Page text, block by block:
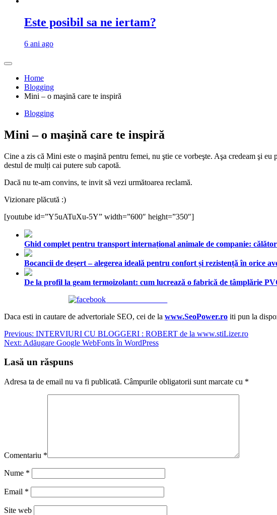
Este posibil sa ne iertam?
6 ani ago
Home
Blogging
Mini – o maşină care te inspiră
Blogging
Mini – o maşină care te inspiră
Cine a zis că Mini este o maşină pentru femei, nu ştie ce vorbeşte. Aşa credeam şi
destul de mulți cai putere sub capotă.
Dacă nu te-am convins, te invit să vezi următoarea reclamă.
Vizionare plăcută :)
[youtube id=”Y5uATuXu-5Y” width=”600″ height=”350″]
Ghid complet pentru transport internațional animale de companie:
Bocancii de deșert – alegerea ideală pentru confort și rezistență în orice
De la profil la geam termoizolant: cum lucrează o fabrică de tâmplărie
Daca esti in cautare de advertoriale SEO, cei de la www.SeoPower.ro iti pun la
Navigare
în
articole
Previous: INTERVIURI CU BLOGGERI : ROBERT de la www.stiLizer.ro
Next: Adăugare Google WebFonts în WordPress
Lasă un răspuns
Adresa ta de email nu va fi publicată. Câmpurile obligatorii sunt marcate cu *
Comentariu *
Nume *
Email *
Site web